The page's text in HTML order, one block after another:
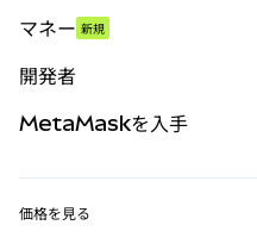
パーペチュアル
RWA
マネー 新規
開発者
MetaMaskを入手
価格を見る